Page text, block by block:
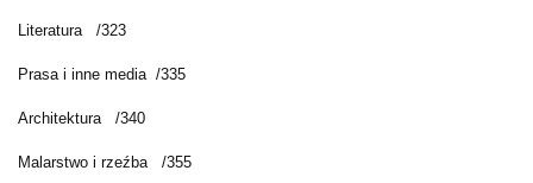
Literatura /323
Prasa i inne media /335
Architektura /340
Malarstwo i rzeźba /355